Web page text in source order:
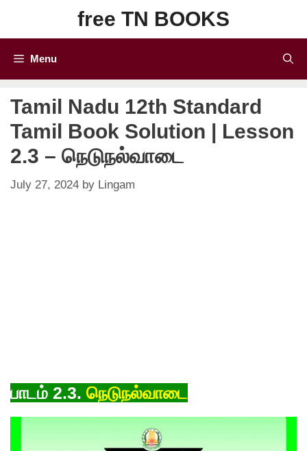
content
free TN BOOKS
Menu
Tamil Nadu 12th Standard
Tamil Book Solution | Lesson
2.3 – நெடுநல்வாடை
July 27, 2024 by Lingam
பாடம் 2.3. நெடுநல்வாடை